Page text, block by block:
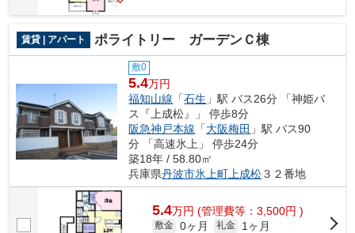
賃貸 | アパート ポライトリー ガーデンＣ棟
敷0
5.4万円
福知山線 「石生 」駅 バス26分 「神姫バ
ス『上成松』」 停歩8分
阪急神戸本線 「大阪梅田 」駅 バス90
分 「高速氷上」 停歩24分
築18年 / 58.80㎡
兵庫県丹波市氷上町上成松３２番地
5.4万円 (管理費等：3,500円 )
敷金 0ヶ月 礼金
1ヶ月